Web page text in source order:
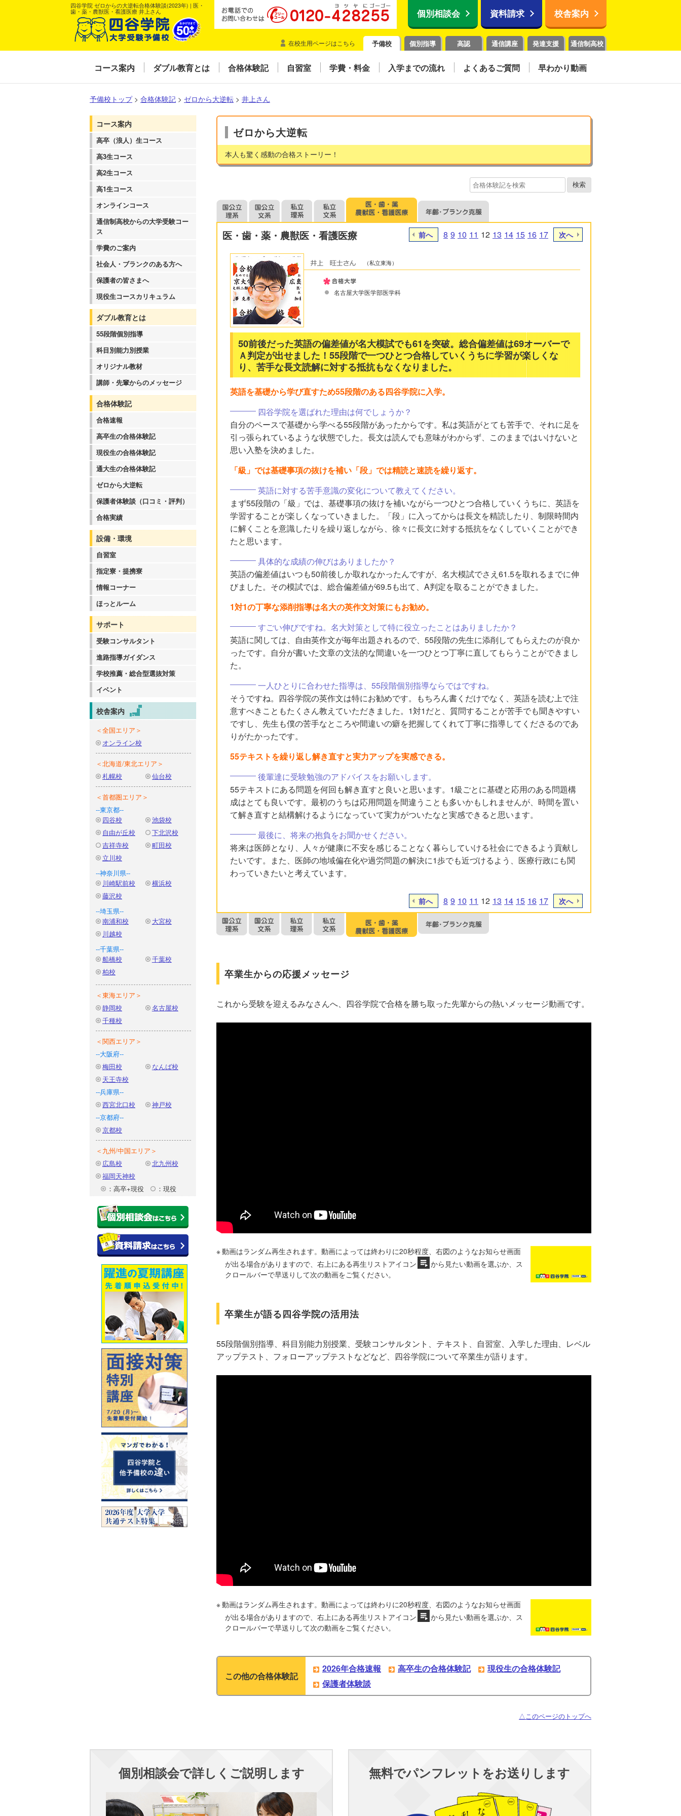
四谷学院 ゼロからの大逆転合格体験談(2023年) | 医・
歯・薬・農獣医・看護医療 井上さん
個別相談会 資料請求 校舎案内
在校生用ページはこちら 予備校 個別指導 高認 通信講座 発達支援 通信制高校
コース案内 ダブル教育とは 合格体験記 自習室 学費・料金 入学までの流れ よくあるご質問 早わかり動画
予備校トップ > 合格体験記 > ゼロから大逆転 > 井上さん
コース案内
高卒（浪人）生コース
高3生コース
高2生コース
高1生コース
オンラインコース
通信制高校からの大学受験コー
ス
学費のご案内
社会人・ブランクのある方へ
保護者の皆さまへ
現役生コースカリキュラム
ダブル教育とは
55段階個別指導
科目別能力別授業
オリジナル教材
講師・先輩からのメッセージ
合格体験記
合格速報
高卒生の合格体験記
現役生の合格体験記
通大生の合格体験記
ゼロから大逆転
保護者体験談（口コミ・評判）
合格実績
設備・環境
自習室
指定寮・提携寮
情報コーナー
ほっとルーム
サポート
受験コンサルタント
進路指導ガイダンス
学校推薦・総合型選抜対策
イベント
校舎案内
＜全国エリア＞
オンライン校
＜北海道/東北エリア＞
札幌校
仙台校
＜首都圏エリア＞
--東京都--
四谷校
池袋校
自由が丘校
下北沢校
吉祥寺校
町田校
立川校
--神奈川県--
川崎駅前校
横浜校
藤沢校
--埼玉県--
南浦和校
大宮校
川越校
--千葉県--
船橋校
千葉校
柏校
＜東海エリア＞
静岡校
名古屋校
千種校
＜関西エリア＞
--大阪府--
梅田校
なんば校
天王寺校
--兵庫県--
西宮北口校
神戸校
--京都府--
京都校
＜九州/中国エリア＞
広島校
北九州校
福岡天神校
：高卒+現役
：現役
ゼロから大逆転
本人も驚く感動の合格ストーリー！
医・歯・薬・農獣医・看護医療 前へ 8 9 10 11 12 13 14 15 16 17 次へ
（私立東海）
名古屋大学医学部医学科
50前後だった英語の偏差値が名大模試でも61を突破。総合偏差値は69オーバーで
Ａ判定が出せました！55段階で一つひとつ合格していくうちに学習が楽しくな
り、苦手な長文読解に対する抵抗もなくなりました。
英語を基礎から学び直すため55段階のある四谷学院に入学。
四谷学院を選ばれた理由は何でしょうか？
自分のペースで基礎から学べる55段階があったからです。私は英語がとても苦手で、それに足を
引っ張られているような状態でした。長文は読んでも意味がわからず、このままではいけないと
思い入塾を決めました。
「級」では基礎事項の抜けを補い「段」では精読と速読を繰り返す。
英語に対する苦手意識の変化について教えてください。
まず55段階の「級」では、基礎事項の抜けを補いながら一つひとつ合格していくうちに、英語を
学習することが楽しくなっていきました。「段」に入ってからは長文を精読したり、制限時間内
に解くことを意識したりを繰り返しながら、徐々に長文に対する抵抗をなくしていくことができ
たと思います。
具体的な成績の伸びはありましたか？
英語の偏差値はいつも50前後しか取れなかったんですが、名大模試でさえ61.5を取れるまでに伸
びました。その模試では、総合偏差値が69.5も出て、A判定を取ることができました。
1対1の丁寧な添削指導は名大の英作文対策にもお勧め。
すごい伸びですね。名大対策として特に役立ったことはありましたか？
英語に関しては、自由英作文が毎年出題されるので、55段階の先生に添削してもらえたのが良か
ったです。自分が書いた文章の文法的な間違いを一つひとつ丁寧に直してもらうことができまし
た。
一人ひとりに合わせた指導は、55段階個別指導ならではですね。
そうですね。四谷学院の英作文は特にお勧めです。もちろん書くだけでなく、英語を読む上で注
意すべきこともたくさん教えていただきました。1対1だと、質問することが苦手でも聞きやすい
ですし、先生も僕の苦手なところや間違いの癖を把握してくれて丁寧に指導してくださるのであ
りがたかったです。
55テキストを繰り返し解き直すと実力アップを実感できる。
後輩達に受験勉強のアドバイスをお願いします。
55テキストにある問題を何回も解き直すと良いと思います。1級ごとに基礎と応用のある問題構
成はとても良いです。最初のうちは応用問題を間違うことも多いかもしれませんが、時間を置い
て解き直すと結構解けるようになっていて実力がついたなと実感できると思います。
最後に、将来の抱負をお聞かせください。
将来は医師となり、人々が健康に不安を感じることなく暮らしていける社会にできるよう貢献し
たいです。また、医師の地域偏在化や過労問題の解決に1歩でも近づけるよう、医療行政にも関
わっていきたいと考えています。
前へ 8 9 10 11 12 13 14 15 16 17 次へ
卒業生からの応援メッセージ
これから受験を迎えるみなさんへ、四谷学院で合格を勝ち取った先輩からの熱いメッセージ動画です。
動画はランダム再生されます。動画によっては終わりに20秒程度、右図のようなお知らせ画面
が出る場合がありますので、右上にある再生リストアイコン
から見たい動画を選ぶか、ス
クロールバーで早送りして次の動画をご覧ください。
卒業生が語る四谷学院の活用法
55段階個別指導、科目別能力別授業、受験コンサルタント、テキスト、自習室、入学した理由、レベル
アップテスト、フォローアップテストなどなど、四谷学院について卒業生が語ります。
動画はランダム再生されます。動画によっては終わりに20秒程度、右図のようなお知らせ画面
が出る場合がありますので、右上にある再生リストアイコン
から見たい動画を選ぶか、ス
クロールバーで早送りして次の動画をご覧ください。
この他の合格体験記
2026年合格速報 高卒生の合格体験記
現役生の合格体験記
保護者体験談
△このページのトップへ
個別相談会で詳しくご説明します 無料でパンフレットをお送りします